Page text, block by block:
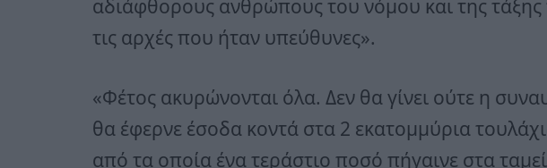
αδιάφθορους ανθρώπους του νόμου και της
τις αρχές που ήταν υπεύθυνες».
«Φέτος ακυρώνονται όλα. Δεν θα γίνει ούτε η
θα έφερνε έσοδα κοντά στα 2 εκατομμύρια
από τα οποία ένα τεράστιο ποσό πήγαινε στα